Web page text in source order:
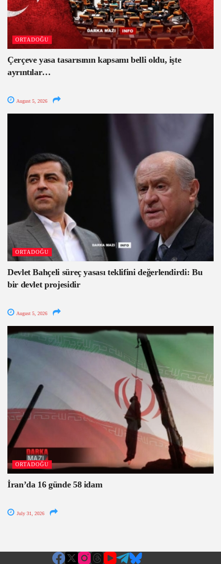
ORTADOĞU
Çerçeve yasa tasarısının kapsamı belli oldu, işte
ayrıntılar…
August 5, 2026
ORTADOĞU
Devlet Bahçeli süreç yasası teklifini değerlendirdi: Bu
bir devlet projesidir
August 5, 2026
ORTADOĞU
İran’da 16 günde 58 idam
July 31, 2026